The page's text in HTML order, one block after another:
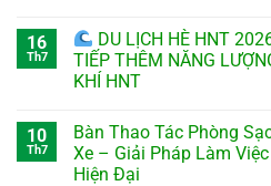
16
Th7
DU LỊCH HÈ HNT
TIẾP THÊM NĂNG
KHÍ HNT
10
Th7
Bàn Thao Tác Phòng
Xe – Giải Pháp Làm
Hiện Đại